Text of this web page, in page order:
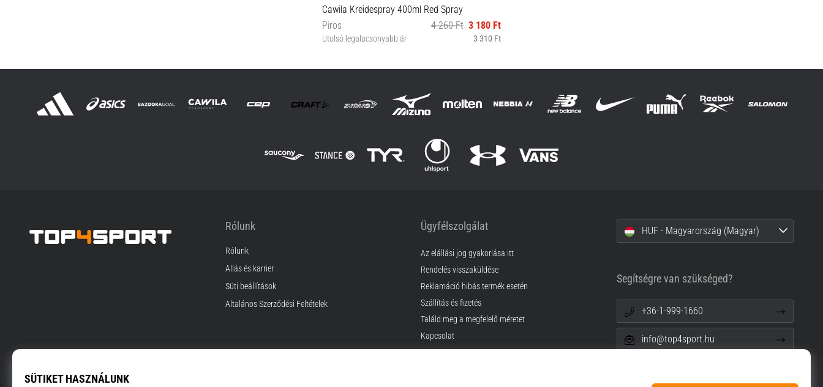
Cawila Kreidespray 400ml Red Spray
Piros
4 260 Ft 3 180 Ft
Utolsó legalacsonyabb ár 3 310 Ft
Univerzális méret
Rólunk
Rólunk
Állás és karrier
Süti beállítások
Általános Szerződési Feltételek
Ügyfélszolgálat
Az elállási jog gyakorlása itt
Rendelés visszaküldése
Reklamáció hibás termék esetén
Szállítás és fizetés
Találd meg a megfelelő méretet
Kapcsolat
GyIK
HUF - Magyarország (Magyar)
Segítségre van szükséged?
+36-1-999-1660
info@top4sport.hu